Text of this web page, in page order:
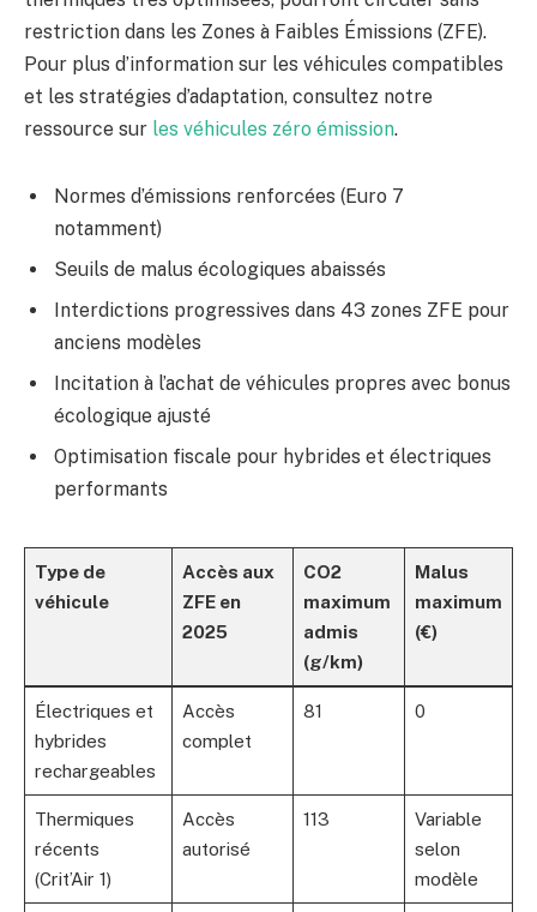
restriction dans les Zones à Faibles Émissions (ZFE).
Pour plus d’information sur les véhicules compatibles
et les stratégies d’adaptation, consultez notre
ressource sur les véhicules zéro émission.
Normes d’émissions renforcées (Euro 7
notamment)
Seuils de malus écologiques abaissés
Interdictions progressives dans 43 zones ZFE pour
anciens modèles
Incitation à l’achat de véhicules propres avec bonus
écologique ajusté
Optimisation fiscale pour hybrides et électriques
performants
Type de
véhicule
Accès aux
ZFE en
2025
CO2
maximum
admis
(g/km)
Malus
maximum
(€)
Électriques et
hybrides
rechargeables
Accès
complet
81 0
Thermiques
récents
(Crit’Air 1)
Accès
autorisé
113
Variable
selon
modèle